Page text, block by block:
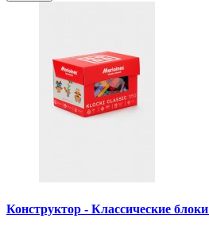
Конструктор - Классические